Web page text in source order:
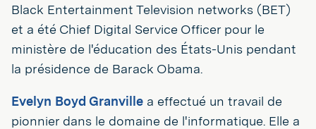
Black Entertainment Television networks (BET)
et a été Chief Digital Service Officer pour le
ministère de l'éducation des États-Unis pendant
la présidence de Barack Obama.
Evelyn Boyd Granville a effectué un travail de
pionnier dans le domaine de l'informatique. Elle a